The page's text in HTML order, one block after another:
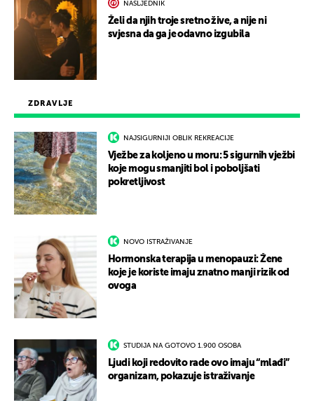
ZDRAVLJE
NAJSIGURNIJI OBLIK REKREACIJE
Vježbe za koljeno u moru: 5 sigurnih vježbi
koje mogu smanjiti bol i poboljšati
pokretljivost
NOVO ISTRAŽIVANJE
Hormonska terapija u menopauzi: Žene
koje je koriste imaju znatno manji rizik od
ovoga
STUDIJA NA GOTOVO 1.900 OSOBA
Ljudi koji redovito rade ovo imaju “mlađi”
organizam, pokazuje istraživanje
NASLJEDNIK
Želi da njih troje sretno žive, a nije ni
svjesna da ga je odavno izgubila